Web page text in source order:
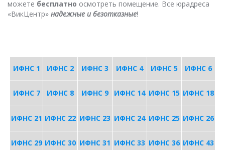
можете бесплатно осмотреть помещение. Все юрадреса
«ВикЦентр» надежные и безотказные!
ИФНС 1 ИФНС 2 ИФНС 3 ИФНС 4 ИФНС 5 ИФНС 6
ИФНС 7 ИФНС 8 ИФНС 9 ИФНС 14 ИФНС 15 ИФНС 18
ИФНС 21 ИФНС 22 ИФНС 23 ИФНС 24 ИФНС 25 ИФНС 26
ИФНС 29 ИФНС 30 ИФНС 31 ИФНС 33 ИФНС 36 ИФНС 43